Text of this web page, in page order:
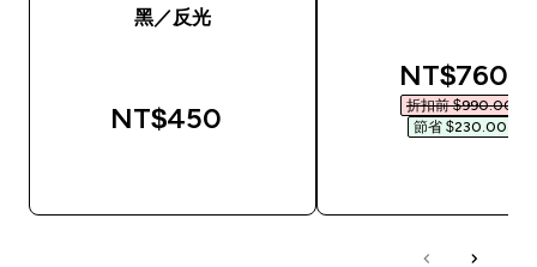
黑／反光
NT$450‎
NT$760‎
折扣前 $990.00‎
節省 $230.00‎